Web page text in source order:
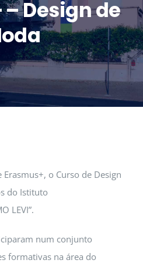
Design de
o Curso de Design
do Istituto
LEVI”.
num conjunto
formativas na área do